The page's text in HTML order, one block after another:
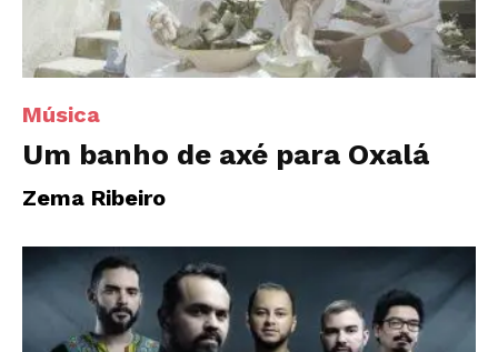
Música
Um banho de axé para Oxalá
Zema Ribeiro